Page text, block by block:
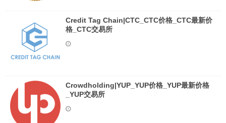
Credit Tag Chain|CTC_CTC价格_CTC最新价
格_CTC交易所
Crowdholding|YUP_YUP价格_YUP最新价格
_YUP交易所